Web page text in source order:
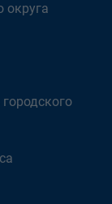
округа